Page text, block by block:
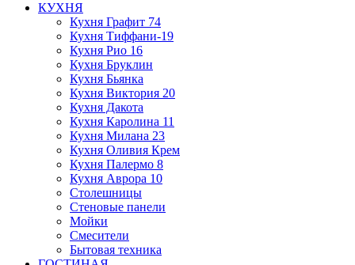
КУХНЯ
Кухня Графит 74
Кухня Тиффани-19
Кухня Рио 16
Кухня Бруклин
Кухня Бьянка
Кухня Виктория 20
Кухня Дакота
Кухня Каролина 11
Кухня Милана 23
Кухня Оливия Крем
Кухня Палермо 8
Кухня Аврора 10
Столешницы
Стеновые панели
Мойки
Смесители
Бытовая техника